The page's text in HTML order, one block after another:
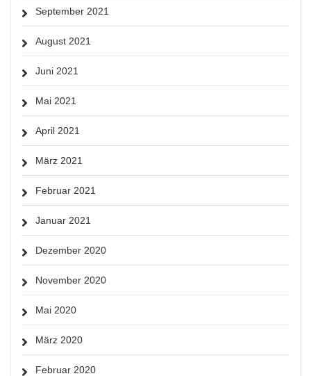
September 2021
August 2021
Juni 2021
Mai 2021
April 2021
März 2021
Februar 2021
Januar 2021
Dezember 2020
November 2020
Mai 2020
März 2020
Februar 2020